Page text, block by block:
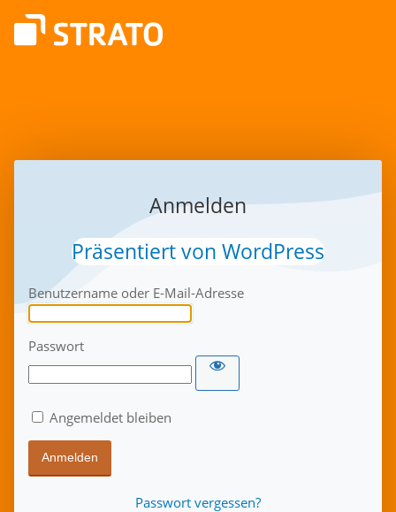
Anmelden
Präsentiert von WordPress
Benutzername oder E-Mail-Adresse
Passwort
Angemeldet bleiben
Passwort vergessen?